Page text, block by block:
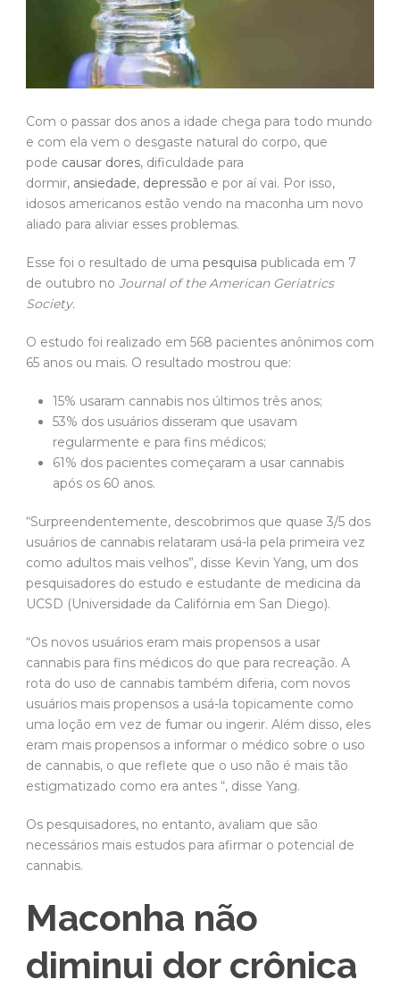
Com o passar dos anos a idade chega para todo mundo
e com ela vem o desgaste natural do corpo, que
pode causar dores, dificuldade para
dormir, ansiedade, depressão e por aí vai. Por isso,
idosos americanos estão vendo na maconha um novo
aliado para aliviar esses problemas.
Esse foi o resultado de uma pesquisa publicada em 7
de outubro no Journal of the American Geriatrics
Society.
O estudo foi realizado em 568 pacientes anônimos com
65 anos ou mais. O resultado mostrou que:
15% usaram cannabis nos últimos três anos;
53% dos usuários disseram que usavam
regularmente e para fins médicos;
61% dos pacientes começaram a usar cannabis
após os 60 anos.
“Surpreendentemente, descobrimos que quase 3/5 dos
usuários de cannabis relataram usá-la pela primeira vez
como adultos mais velhos”, disse Kevin Yang, um dos
pesquisadores do estudo e estudante de medicina da
UCSD (Universidade da Califórnia em San Diego).
“Os novos usuários eram mais propensos a usar
cannabis para fins médicos do que para recreação. A
rota do uso de cannabis também diferia, com novos
usuários mais propensos a usá-la topicamente como
uma loção em vez de fumar ou ingerir. Além disso, eles
eram mais propensos a informar o médico sobre o uso
de cannabis, o que reflete que o uso não é mais tão
estigmatizado como era antes “, disse Yang.
Os pesquisadores, no entanto, avaliam que são
necessários mais estudos para afirmar o potencial de
cannabis.
Maconha não
diminui dor crônica